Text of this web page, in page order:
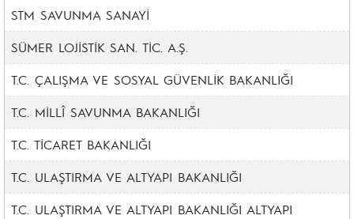
STM SAVUNMA SANAYİ
SÜMER LOJİSTİK SAN. TİC. A.Ş.
T.C. ÇALIŞMA VE SOSYAL GÜVENLİK BAKANLIĞI
T.C. MİLLÎ SAVUNMA BAKANLIĞI
T.C. TİCARET BAKANLIĞI
T.C. ULAŞTIRMA VE ALTYAPI BAKANLIĞI
T.C. ULAŞTIRMA VE ALTYAPI BAKANLIĞI ALTYAPI